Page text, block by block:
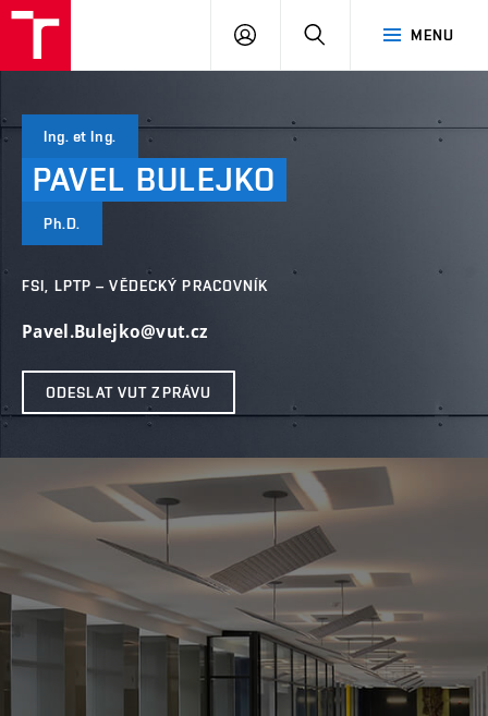
MENU
PŘIHLÁSIT
Ing. et Ing.
PAVEL BULEJKO
Ph.D.
FSI, LPTP – VĚDECKÝ PRACOVNÍK
Pavel.Bulejko@vut.cz
ODESLAT VUT ZPRÁVU